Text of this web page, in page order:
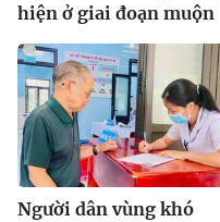
hiện ở giai đoạn muộn
Người dân vùng khó